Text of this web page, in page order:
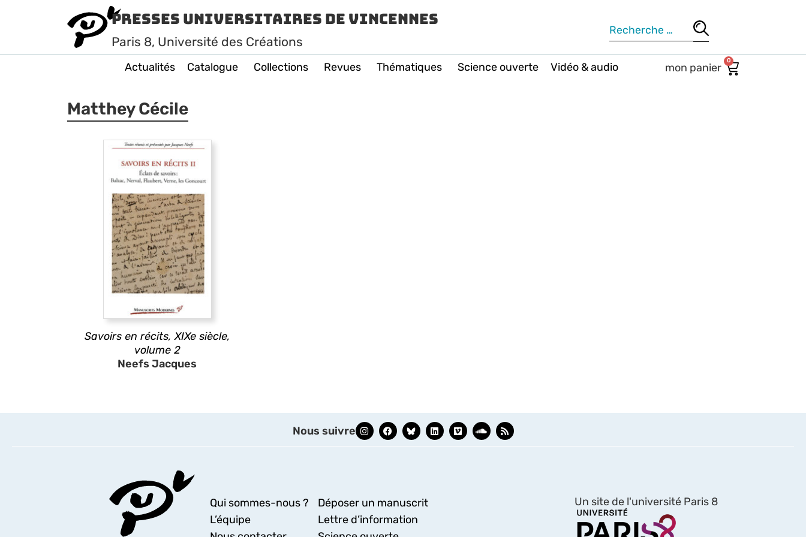
Presses Universitaires de Vincennes
Paris 8, Université des Créations
Actualités Catalogue Collections Revues Thématiques Science ouverte Vidéo & audio 0
Matthey Cécile
Savoirs en récits, XIXe siècle,
volume 2
Neefs Jacques
Nous suivre
Qui sommes-nous ?
L’équipe
Déposer un manuscrit
Lettre d’information
Un site de l'université Paris 8